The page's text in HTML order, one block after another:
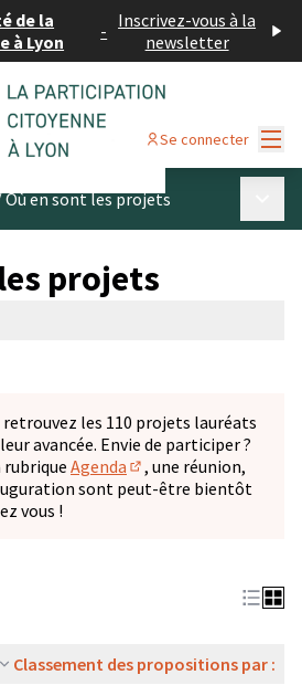
de la
à Lyon
- Inscrivez-vous à la
newsletter
Se connecter
Où en sont les projets
projets
les 110 projets lauréats
avancée. Envie de participer ?
rubrique Agenda
(S'ouvre dans un
, une réunion,
sont peut-être bientôt
vous !
Classement des propositions par :